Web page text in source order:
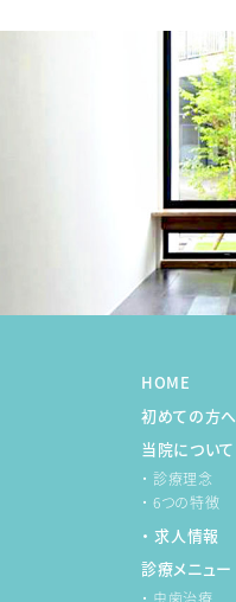
HOME
初めての方へ
当院について
・ 診療理念
・ 6つの特徴
・ 求人情報
診療メニュー
・ 虫歯治療